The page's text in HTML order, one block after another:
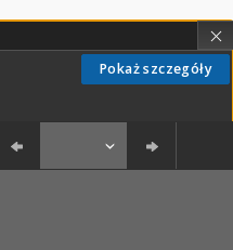
Pokaż szczegóły